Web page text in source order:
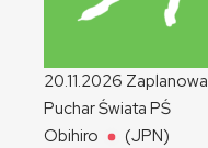
20.11.2026
Puchar Świata PŚ
Obihiro
(JPN)